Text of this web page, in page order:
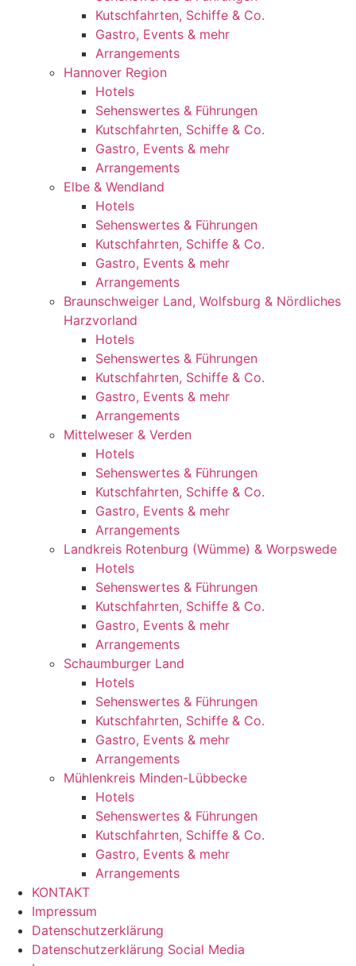
Kutschfahrten, Schiffe & Co.
Gastro, Events & mehr
Arrangements
Hannover Region
Hotels
Sehenswertes & Führungen
Kutschfahrten, Schiffe & Co.
Gastro, Events & mehr
Arrangements
Elbe & Wendland
Hotels
Sehenswertes & Führungen
Kutschfahrten, Schiffe & Co.
Gastro, Events & mehr
Arrangements
Braunschweiger Land, Wolfsburg & Nördliches
Harzvorland
Hotels
Sehenswertes & Führungen
Kutschfahrten, Schiffe & Co.
Gastro, Events & mehr
Arrangements
Mittelweser & Verden
Hotels
Sehenswertes & Führungen
Kutschfahrten, Schiffe & Co.
Gastro, Events & mehr
Arrangements
Landkreis Rotenburg (Wümme) & Worpswede
Hotels
Sehenswertes & Führungen
Kutschfahrten, Schiffe & Co.
Gastro, Events & mehr
Arrangements
Schaumburger Land
Hotels
Sehenswertes & Führungen
Kutschfahrten, Schiffe & Co.
Gastro, Events & mehr
Arrangements
Mühlenkreis Minden-Lübbecke
Hotels
Sehenswertes & Führungen
Kutschfahrten, Schiffe & Co.
Gastro, Events & mehr
Arrangements
KONTAKT
Impressum
Datenschutzerklärung
Datenschutzerklärung Social Media